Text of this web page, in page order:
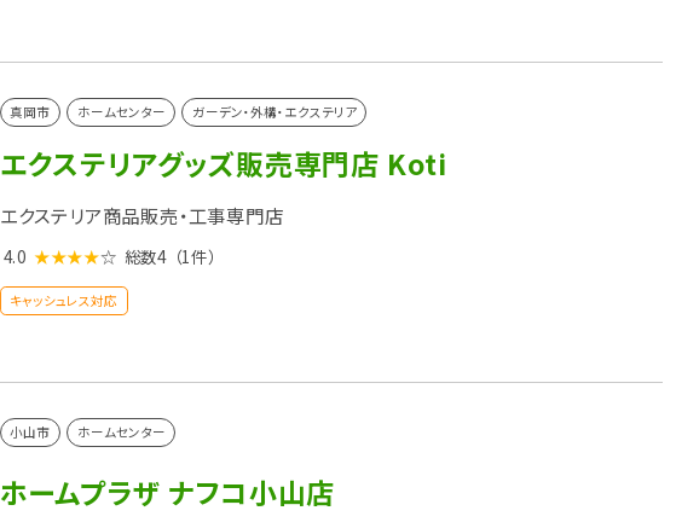
真岡市 ホームセンター ガーデン・外構・エクステリア
エクステリアグッズ販売専門店 Koti
エクステリア商品販売・工事専門店
4.0 ★★★★☆ 総数4 （1件）
キャッシュレス対応
小山市 ホームセンター
ホームプラザ ナフコ小山店